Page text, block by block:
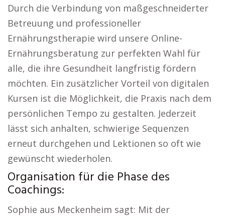
Durch die Verbindung von maßgeschneiderter
Betreuung und professioneller
Ernährungstherapie wird unsere Online-
Ernährungsberatung zur perfekten Wahl für
alle, die ihre Gesundheit langfristig fördern
möchten. Ein zusätzlicher Vorteil von digitalen
Kursen ist die Möglichkeit, die Praxis nach dem
persönlichen Tempo zu gestalten. Jederzeit
lässt sich anhalten, schwierige Sequenzen
erneut durchgehen und Lektionen so oft wie
gewünscht wiederholen.
Organisation für die Phase des
Coachings:
Sophie aus Meckenheim sagt: Mit der